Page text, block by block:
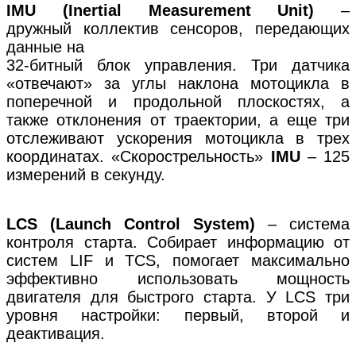
IMU (Inertial Measurement Unit) –
дружный коллектив сенсоров, передающих
данные на
32-битный блок управления. Три датчика
«отвечают» за углы наклона мотоцикла в
поперечной и продольной плоскостях, а
также отклонения от траектории, а еще три
отслеживают ускорения мотоцикла в трех
координатах. «Скорострельность» IMU– 125
измерений в секунду.
LCS (Launch Control System) – система
контроля старта. Собирает информацию от
систем LIF и TCS, помогает максимально
эффективно использовать мощность
двигателя для быстрого старта. У LCS три
уровня настройки: первый, второй и
деактивация.